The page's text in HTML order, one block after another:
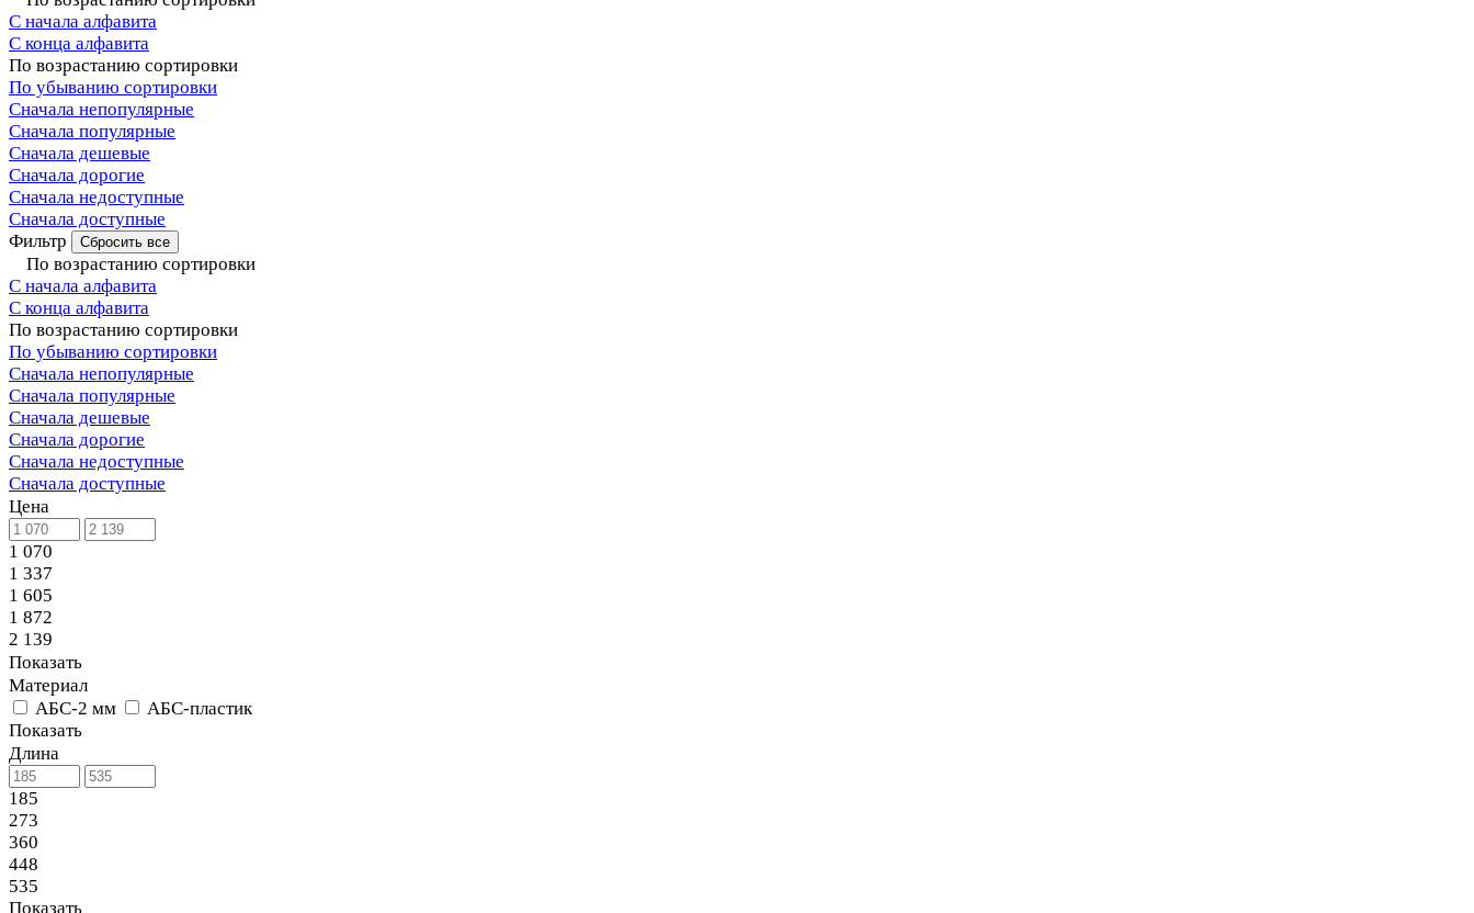
С начала алфавита
С конца алфавита
По возрастанию сортировки
По убыванию сортировки
Сначала непопулярные
Сначала популярные
Сначала дешевые
Сначала дорогие
Сначала недоступные
Сначала доступные
Фильтр
Сбросить все
По возрастанию сортировки
С начала алфавита
С конца алфавита
По возрастанию сортировки
По убыванию сортировки
Сначала непопулярные
Сначала популярные
Сначала дешевые
Сначала дорогие
Сначала недоступные
Сначала доступные
Цена
1 070
1 337
1 605
1 872
2 139
Показать
Материал
АБС-2 мм
АБС-пластик
Показать
Длина
185
273
360
448
535
Показать